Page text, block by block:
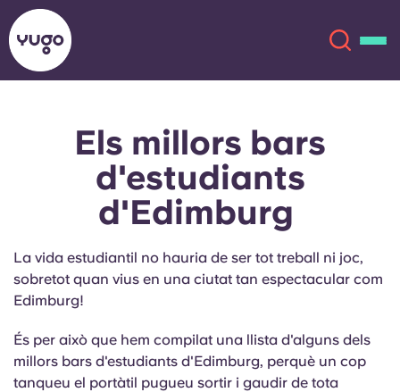
Ubicacions
Compte Llengua
English (GB)
English (US)
Català Deutsch
Italian French
Portuguese
Els millors bars
d'estudiants
d'Edimburg
La vida estudiantil no hauria de ser tot treball ni joc,
sobretot quan vius en una ciutat tan espectacular com
Edimburg!
És per això que hem compilat una llista d'alguns dels
millors bars d'estudiants d'Edimburg, perquè un cop
tanqueu el portàtil pugueu sortir i gaudir de tota